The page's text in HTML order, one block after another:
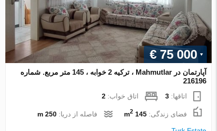
€ 75 000
آپارتمان در Mahmutlar ، ترکیه 2 خوابه ، 145 متر مربع. شماره
216196
اتاقها:3 اتاق خواب:2
فضای زندگی:145 m
2 فاصله از دریا:250 m